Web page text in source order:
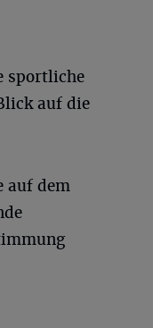
sportliche
auf die
auf dem